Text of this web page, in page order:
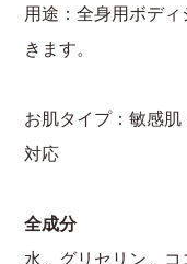
用途：全身用ボデ
きます。
お肌タイプ：敏感
対応
全成分
水、グリセリン、